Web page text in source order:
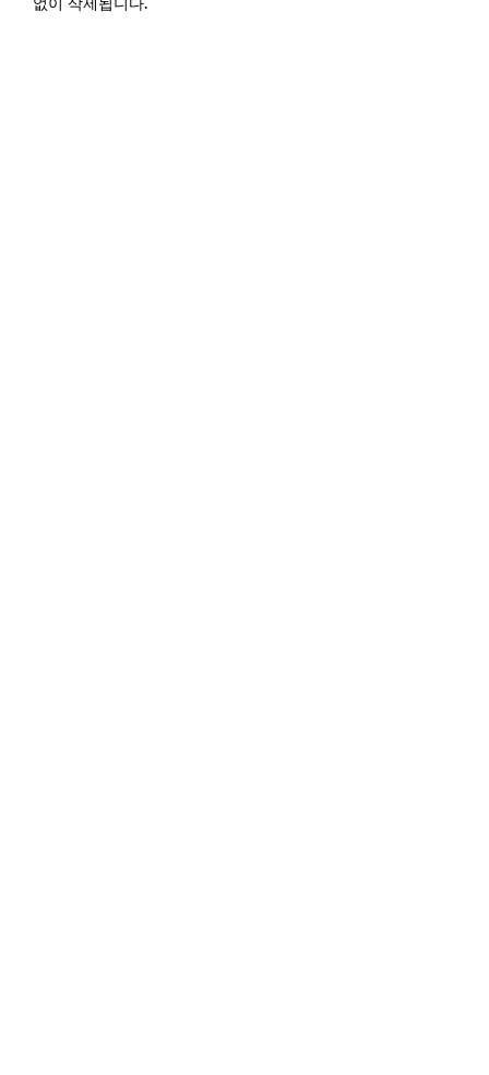
없이 삭제됩니다.